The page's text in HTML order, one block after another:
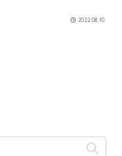
2022.08.10